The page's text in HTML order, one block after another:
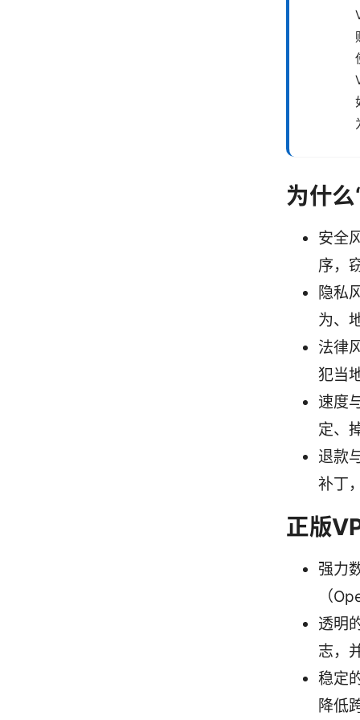
为什
安全
序，
隐私
为、
法律
犯当
速度
定、
退款
补丁
正版
强力
（
透明
志，
稳定
降低